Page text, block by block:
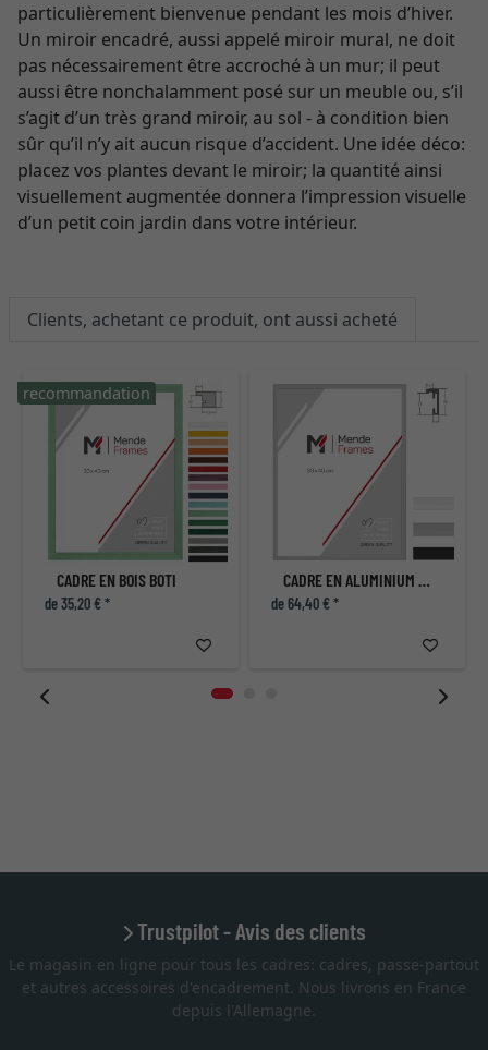
particulièrement bienvenue pendant les mois d’hiver.
Un miroir encadré, aussi appelé miroir mural, ne doit
pas nécessairement être accroché à un mur; il peut
aussi être nonchalamment posé sur un meuble ou, s’il
s’agit d’un très grand miroir, au sol - à condition bien
sûr qu’il n’y ait aucun risque d’accident. Une idée déco:
placez vos plantes devant le miroir; la quantité ainsi
visuellement augmentée donnera l’impression visuelle
d’un petit coin jardin dans votre intérieur.
Clients, achetant ce produit, ont aussi acheté
CADRE EN BOIS BOTI
de 35,20 € *
recommandation
CADRE EN ALUMINIUM OBOSO
de 64,40 € *
Trustpilot - Avis des clients
Le magasin en ligne pour tous les cadres: cadres, passe-partout
et autres accessoires d'encadrement. Nous livrons en France
depuis l'Allemagne.